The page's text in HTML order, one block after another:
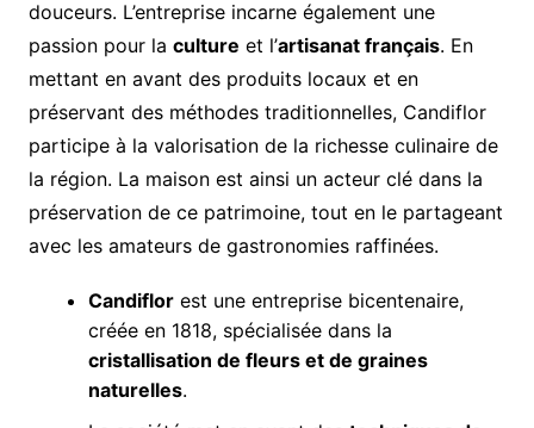
douceurs. L’entreprise incarne également une
passion pour la culture et l’artisanat français. En
mettant en avant des produits locaux et en
préservant des méthodes traditionnelles, Candiflor
participe à la valorisation de la richesse culinaire de
la région. La maison est ainsi un acteur clé dans la
préservation de ce patrimoine, tout en le partageant
avec les amateurs de gastronomies raffinées.
Candiflorest une entreprise bicentenaire,
créée en 1818, spécialisée dans la
cristallisation de fleurs et de graines
naturelles.